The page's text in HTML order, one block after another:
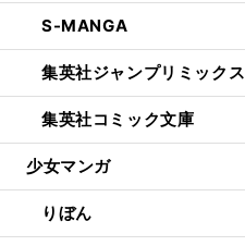
S-MANGA
集英社ジャンプリミックス
集英社コミック文庫
少女マンガ
りぼん